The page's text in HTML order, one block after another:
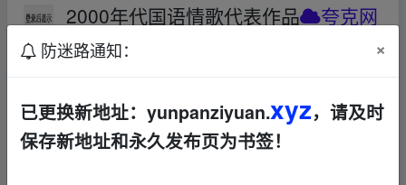
2000年代国语情歌代表作品
夸克网
盘 华语
2000年代国语情歌代表作品 ▁fr om w ww.y un▁p
防迷路通知： ×
已更换新地址：yunpanziyuan.xyz，请及时
保存新地址和永久发布页为书签！